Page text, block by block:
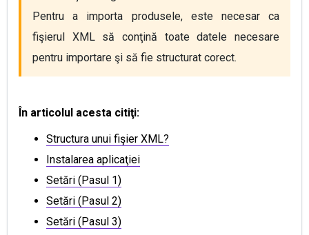
Pentru a importa produsele, este necesar ca
fişierul XML să conţină toate datele necesare
pentru importare şi să fie structurat corect.
În articolul acesta citiţi:
Structura unui fişier XML?
Instalarea aplicaţiei
Setări (Pasul 1)
Setări (Pasul 2)
Setări (Pasul 3)